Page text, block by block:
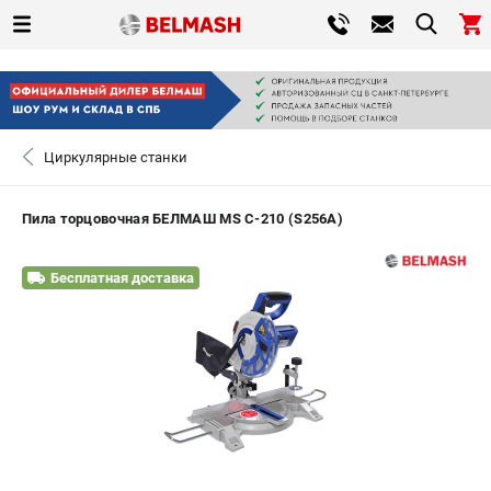
САНКТ-ПЕТЕРБУРГ
0
Циркулярные станки
Пила торцовочная БЕЛМАШ MS C-210 (S256A)
Бесплатная доставка